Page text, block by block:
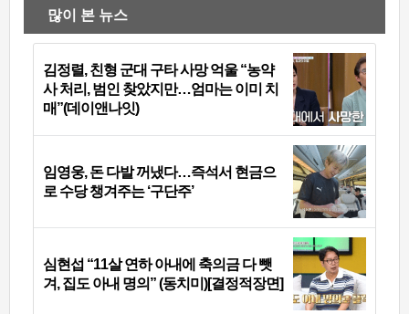
많이 본 뉴스
김정렬, 친형 군대 구타 사망 억울 “농약
사 처리, 범인 찾았지만…엄마는 이미 치
매”(데이앤나잇)
임영웅, 돈 다발 꺼냈다…즉석서 현금으
로 수당 챙겨주는 ‘구단주’
심현섭 “11살 연하 아내에 축의금 다 뺏
겨, 집도 아내 명의” (동치미)[결정적장면]